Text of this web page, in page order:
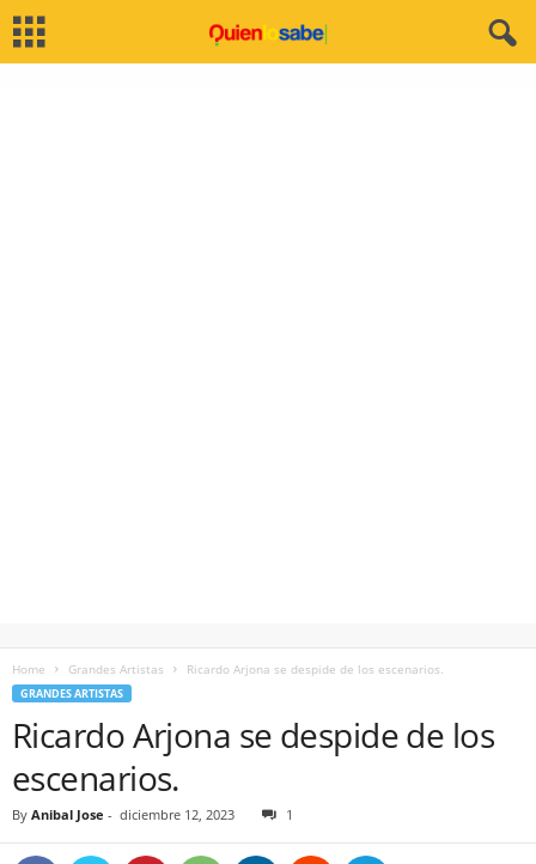
Home Grandes Artistas Ricardo Arjona se despide de los escenarios.
GRANDES ARTISTAS
Ricardo Arjona se despide de los
escenarios.
By Anibal Jose - diciembre 12, 2023 1